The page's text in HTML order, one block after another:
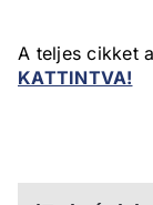
A teljes cikket
KATTINTVA!